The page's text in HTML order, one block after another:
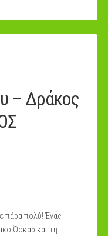
– Δράκος
πάρα πολύ! Ένας
Όσκαρ και τη